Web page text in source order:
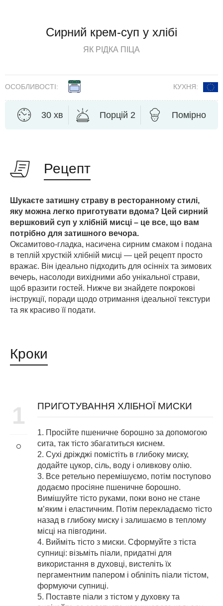
Сирний крем-суп у хлібі
ЯК РІДКА ПІЦА
ОСОБЛИВОСТІ: КУХНЯ:
30 хв Порцій 2 Помірно
Рецепт
Шукаєте затишну страву в ресторанному стилі,
яку можна легко приготувати вдома? Цей сирний
вершковий суп у хлібній мисці – це все, що вам
потрібно для затишного вечора.
Оксамитово-гладка, насичена сирним смаком і подана
в теплій хрусткій хлібній мисці — цей рецепт просто
вражає. Він ідеально підходить для осінніх та зимових
вечерь, насолоди вихідними або унікальної страви,
щоб вразити гостей. Нижче ви знайдете покрокові
інструкції, поради щодо отримання ідеальної текстури
та як красиво її подати.
Кроки
1 ПРИГОТУВАННЯ ХЛІБНОЇ МИСКИ
1. Просійте пшеничне борошно за допомогою
сита, так тісто збагатиться киснем.
2. Сухі дріжджі помістіть в глибоку миску,
додайте цукор, сіль, воду і оливкову олію.
3. Все ретельно перемішуємо, потім поступово
додаємо просіяне пшеничне борошно.
Вимішуйте тісто руками, поки воно не стане
м’яким і еластичним. Потім перекладаємо тісто
назад в глибоку миску і залишаємо в теплому
місці на півгодини.
4. Вийміть тісто з миски. Сформуйте з тіста
супниці: візьміть піали, придатні для
використання в духовці, вистеліть їх
пергаментним папером і обліпіть піали тістом,
формуючи супниці.
5. Поставте піали з тістом у духовку та